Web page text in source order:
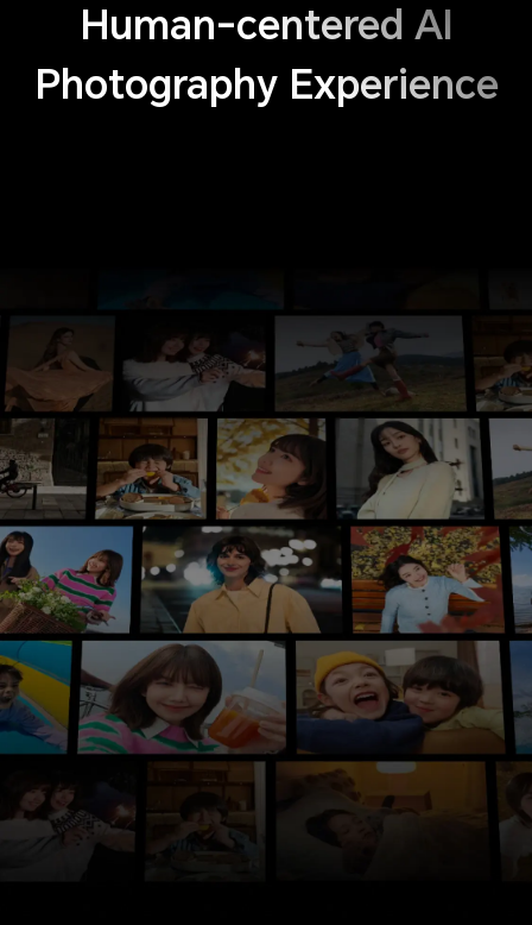
Human-centered AI
Photography Experience